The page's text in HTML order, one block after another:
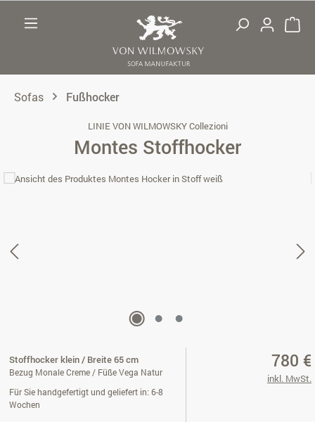
Sofas Fußhocker
LINIE VON WILMOWSKY Collezioni
Montes Stoffhocker
Bildergalerie überspringen
Stoffhocker klein / Breite 65 cm
Bezug Monale Creme / Füße Vega Natur
Für Sie handgefertigt und geliefert in: 6-8
Wochen
780 €
inkl. MwSt.